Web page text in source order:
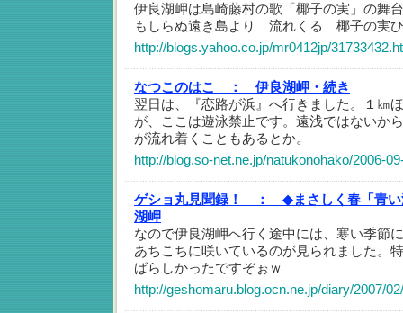
伊良湖岬は島崎藤村の歌「椰子の実」の舞
もしらぬ遠き島より 流れくる 椰子の実ひ
http://blogs.yahoo.co.jp/mr0412jp/
なつこのはこ ：
伊良湖岬・続き
翌日は、『恋路が浜』へ行きました。１㎞
が、ここは遊泳禁止です。遠浅ではないか
が流れ着くこともあるとか。
http://blog.so-net.ne.jp/natukonohako/2006-
ゲショ丸見聞録！ ：
◆まさしく春「青
湖岬
なので伊良湖岬へ行く途中には、寒い季節
あちこちに咲いているのが見られました。
ばらしかったですぞぉｗ
http://geshomaru.blog.ocn.ne.jp/diary/2007/